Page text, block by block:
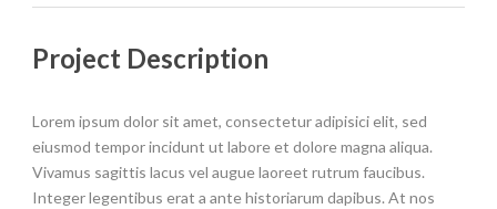
Project Description
Lorem ipsum dolor sit amet, consectetur adipisici elit, sed
eiusmod tempor incidunt ut labore et dolore magna aliqua.
Vivamus sagittis lacus vel augue laoreet rutrum faucibus.
Integer legentibus erat a ante historiarum dapibus. At nos